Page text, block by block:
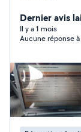
Dernier avis
Il y a 1 mois